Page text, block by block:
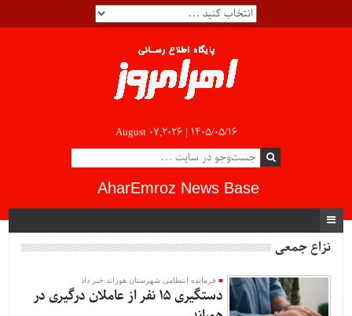
August 07,2026 | ۱۴۰۵/۰۵/۱۶
AharEmroz News Base
نزاع جمعی
فرمانده انتظامی شهرستان هوراند خبر داد
دستگیری ۱۵ نفر از عاملان درگیری در